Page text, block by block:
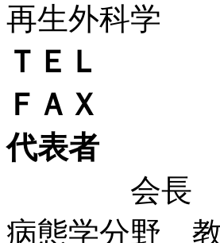
再生外科学
ＴＥＬ
075-
ＦＡＸ
075-
代表者
会長 高橋
病態学分野